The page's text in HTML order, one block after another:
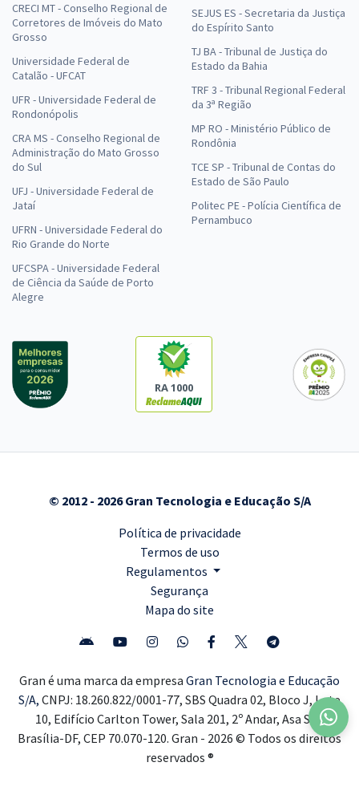
CRECI MT - Conselho Regional de
Corretores de Imóveis do Mato
Grosso
Universidade Federal de
Catalão - UFCAT
UFR - Universidade Federal de
Rondonópolis
CRA MS - Conselho Regional de
Administração do Mato Grosso
do Sul
UFJ - Universidade Federal de
Jataí
UFRN - Universidade Federal do
Rio Grande do Norte
UFCSPA - Universidade Federal
de Ciência da Saúde de Porto
Alegre
SEJUS ES - Secretaria da Justiça
do Espírito Santo
TJ BA - Tribunal de Justiça do
Estado da Bahia
TRF 3 - Tribunal Regional Federal
da 3ª Região
MP RO - Ministério Público de
Rondônia
TCE SP - Tribunal de Contas do
Estado de São Paulo
Politec PE - Polícia Científica de
Pernambuco
RA 1000
© 2012 - 2026 Gran Tecnologia e Educação S/A
Política de privacidade
Termos de uso
Regulamentos
Segurança
Mapa do site
Gran é uma marca da empresa Gran Tecnologia e Educação
S/A, CNPJ: 18.260.822/0001-77, SBS Quadra 02, Bloco J, Lote
10, Edifício Carlton Tower, Sala 201, 2º Andar, Asa Sul,
Brasília-DF, CEP 70.070-120. Gran - 2026 © Todos os direitos
reservados ®